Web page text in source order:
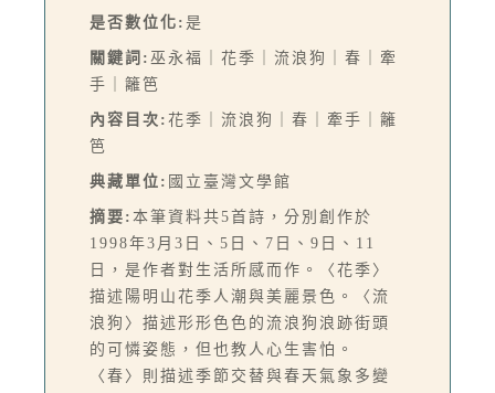
是否數位化: 是
關鍵詞: 巫永福｜花季｜流浪狗｜春｜牽
手｜籬笆
內容目次: 花季｜流浪狗｜春｜牽手｜籬
笆
典藏單位: 國立臺灣文學館
摘要: 本筆資料共5首詩，分別創作於
1998年3月3日、5日、7日、9日、11
日，是作者對生活所感而作。〈花季〉
描述陽明山花季人潮與美麗景色。〈流
浪狗〉描述形形色色的流浪狗浪跡街頭
的可憐姿態，但也教人心生害怕。
〈春〉則描述季節交替與春天氣象多變